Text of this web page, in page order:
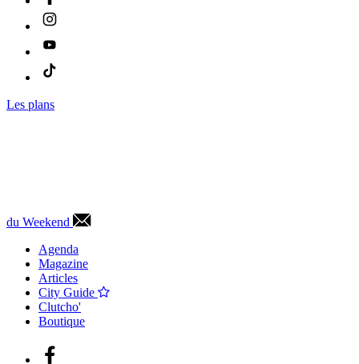
Les plans
du Weekend
Agenda
Magazine
Articles
City Guide
Clutcho'
Boutique